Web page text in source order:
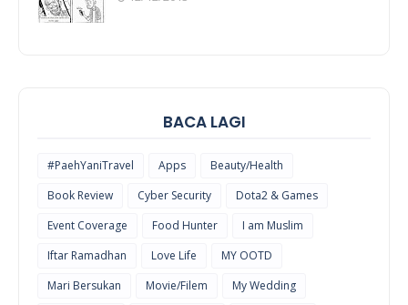
BACA LAGI
#PaehYaniTravel Apps
Beauty/Health
Book Review
Cyber Security
Dota2 & Games
Event Coverage
Food Hunter
I am Muslim
Iftar Ramadhan
Love Life
MY OOTD
Mari Bersukan
Movie/Filem
My Wedding